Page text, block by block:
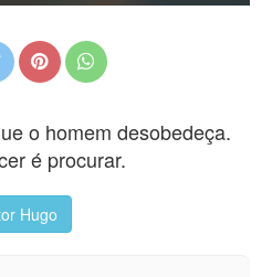
o homem desobedeça.
é procurar.
Hugo